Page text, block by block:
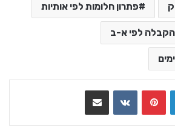
פתרון חלומות לפי אותיות
הקבלה לפי א-ב
LinkedIn
VKontakte